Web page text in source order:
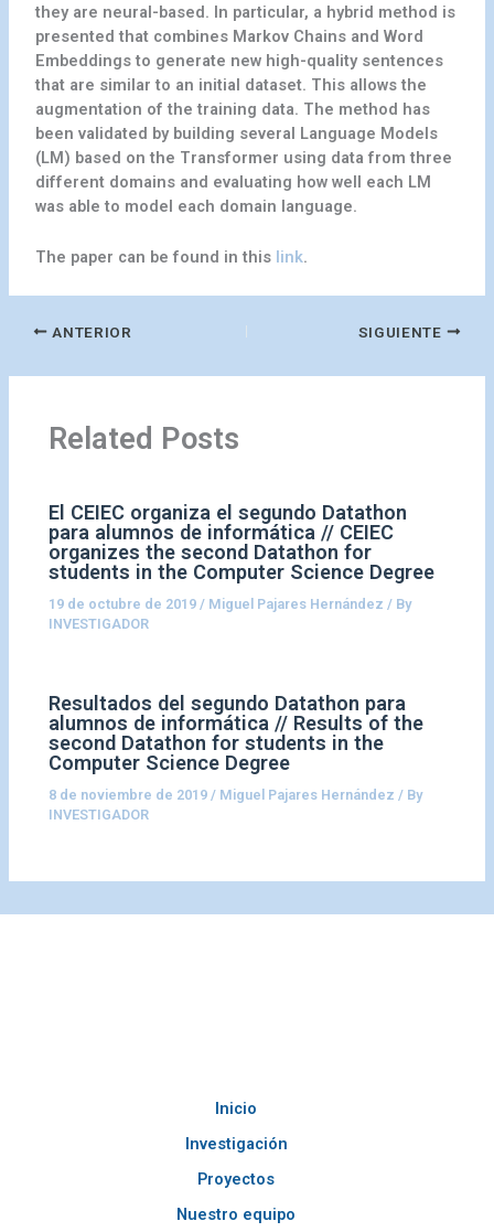
they are neural-based. In particular, a hybrid method is
presented that combines Markov Chains and Word
Embeddings to generate new high-quality sentences
that are similar to an initial dataset. This allows the
augmentation of the training data. The method has
been validated by building several Language Models
(LM) based on the Transformer using data from three
different domains and evaluating how well each LM
was able to model each domain language.
The paper can be found in this link.
ANTERIOR SIGUIENTE
Related Posts
El CEIEC organiza el segundo Datathon
para alumnos de informática // CEIEC
organizes the second Datathon for
students in the Computer Science Degree
19 de octubre de 2019 / Miguel Pajares Hernández / By
INVESTIGADOR
Resultados del segundo Datathon para
alumnos de informática // Results of the
second Datathon for students in the
Computer Science Degree
8 de noviembre de 2019 / Miguel Pajares Hernández / By
INVESTIGADOR
Inicio
Investigación
Proyectos
Nuestro equipo